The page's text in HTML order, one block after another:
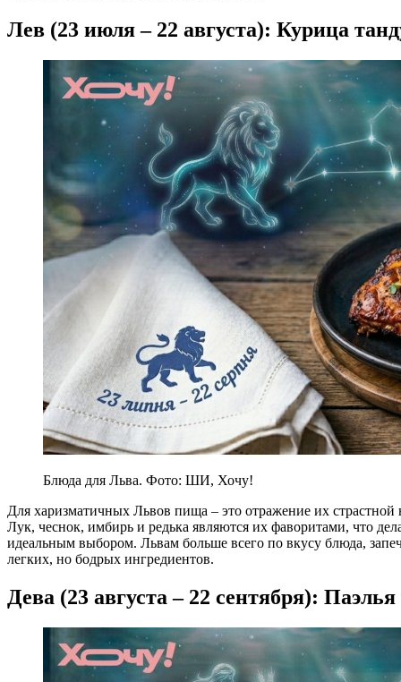
Лев (23 июля – 22 августа): Курица
Блюда для Льва. Фото: ШИ, Хочу!
Для харизматичных Львов пища – это отражение их
Лук, чеснок, имбирь и редька являются их фаворитами, что
идеальным выбором. Львам больше всего по вкусу блюда,
легких, но бодрых ингредиентов.
Дева (23 августа – 22 сентября): Паэлья